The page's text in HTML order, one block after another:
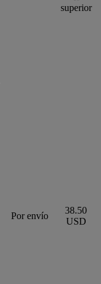
superior
Por envío
38.50
USD